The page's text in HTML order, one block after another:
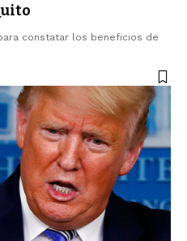
constatar los beneficios de